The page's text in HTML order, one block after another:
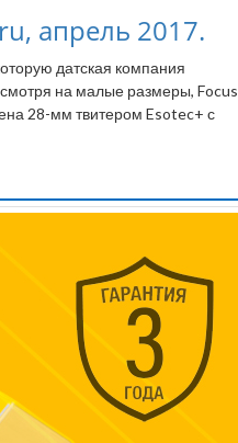
апрель 2017.
датская компания
на малые размеры, Focus
28-мм твитером Esotec+ с